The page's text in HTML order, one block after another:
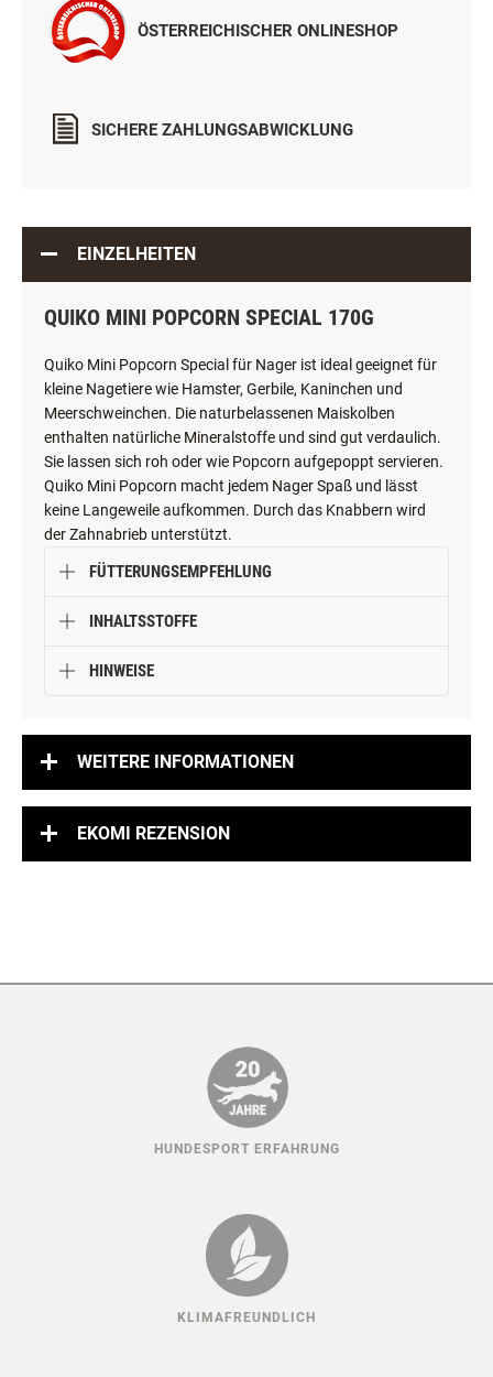
ÖSTERREICHISCHER ONLINESHOP
SICHERE ZAHLUNGSABWICKLUNG
EINZELHEITEN
QUIKO MINI POPCORN SPECIAL 170G
Quiko Mini Popcorn Special für Nager ist ideal geeignet für
kleine Nagetiere wie Hamster, Gerbile, Kaninchen und
Meerschweinchen. Die naturbelassenen Maiskolben
enthalten natürliche Mineralstoffe und sind gut verdaulich.
Sie lassen sich roh oder wie Popcorn aufgepoppt servieren.
Quiko Mini Popcorn macht jedem Nager Spaß und lässt
keine Langeweile aufkommen. Durch das Knabbern wird
der Zahnabrieb unterstützt.
FÜTTERUNGSEMPFEHLUNG
INHALTSSTOFFE
HINWEISE
WEITERE INFORMATIONEN
EKOMI REZENSION
HUNDESPORT ERFAHRUNG
KLIMAFREUNDLICH